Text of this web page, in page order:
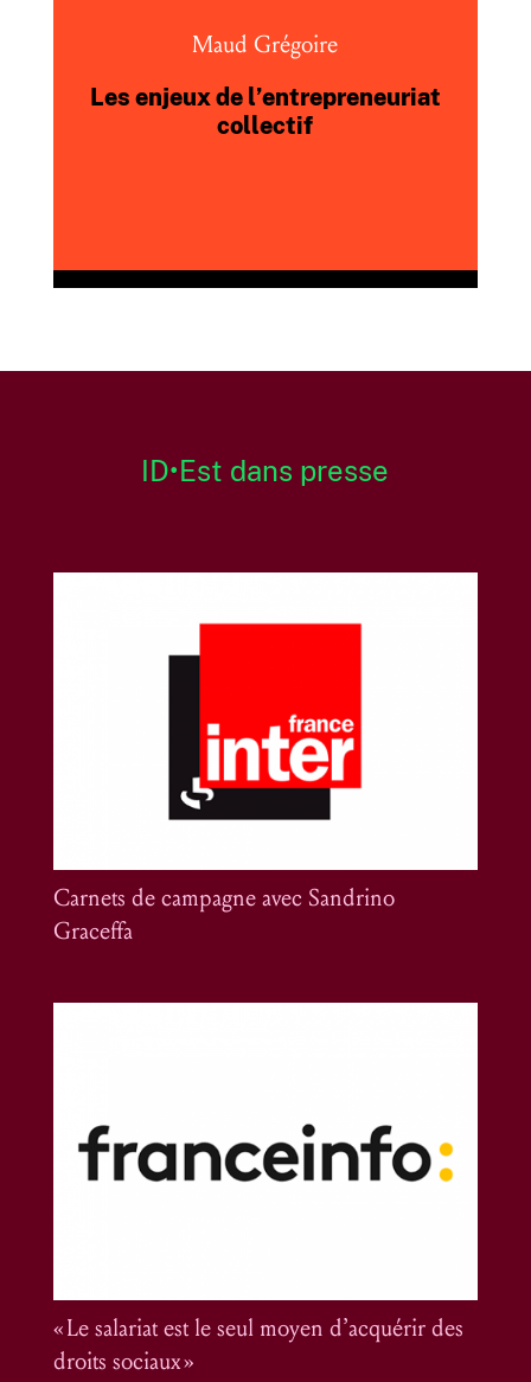
Maud Grégoire
Les enjeux de l’entrepreneuriat
collectif
ID•Est dans presse
Carnets de campagne avec Sandrino
Graceffa
« Le salariat est le seul moyen d’acquérir des
droits sociaux »